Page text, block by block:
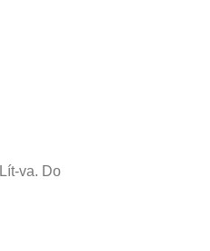
va. Do